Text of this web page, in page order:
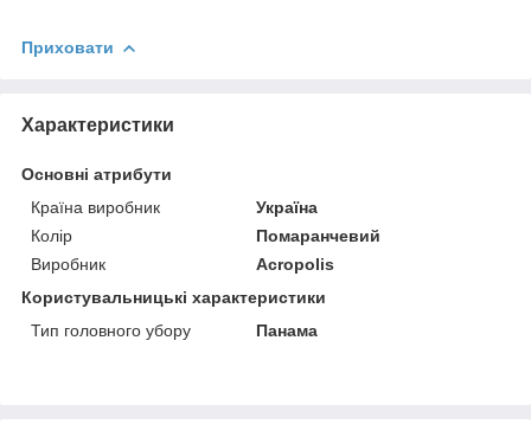
Приховати
Характеристики
Основні атрибути
Країна виробник
Україна
Колір
Помаранчевий
Виробник
Acropolis
Користувальницькі характеристики
Тип головного убору
Панама